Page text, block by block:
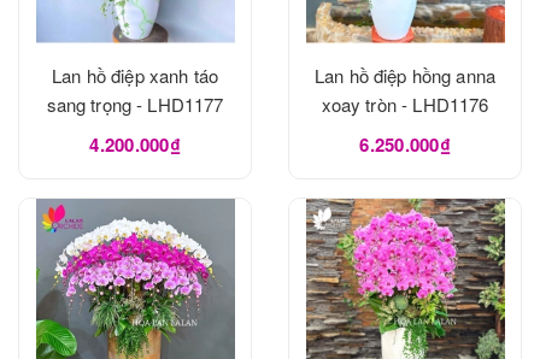
Lan hồ điệp xanh táo
sang trọng - LHD1177
4.200.000₫
Lan hồ điệp hồng anna
xoay tròn - LHD1176
6.250.000₫